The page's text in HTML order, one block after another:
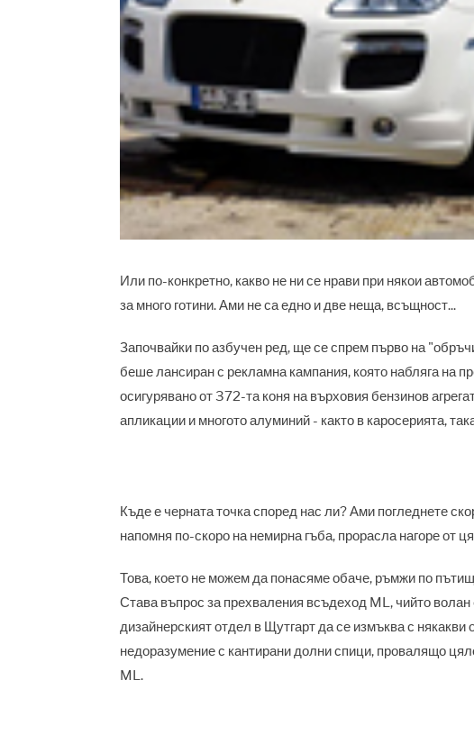
Или по-конкретно, какво не ни се нрави при някои
за много готини. Ами не са едно и две неща, всъщност...
Започвайки по азбучен ред, ще се спрем първо на
беше лансиран с рекламна кампания, която набляга на
осигурявано от 372-та коня на върховия бензинов
апликации и многото алуминий - както в каросерията,
Къде е черната точка според нас ли? Ами погледнете
напомня по-скоро на немирна гъба, прорасла нагоре от
Това, което не можем да понасяме обаче, ръмжи по
Става въпрос за прехваления всъдеход ML, чийто волан
дизайнерският отдел в Щутгарт да се измъква с
недоразумение с кантирани долни спици, провалящо
ML.